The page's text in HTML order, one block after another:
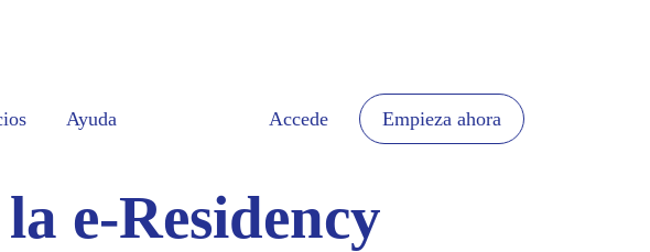
Ayuda Accede Empieza ahora
e-Residency